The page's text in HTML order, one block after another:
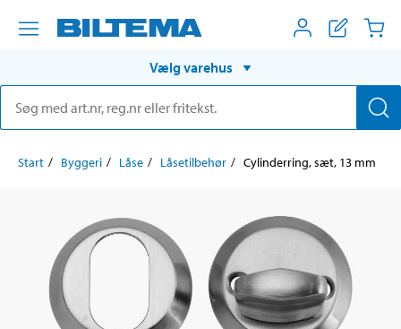
Vælg varehus
Start Byggeri Låse Låsetilbehør Cylinderring, sæt, 13 mm